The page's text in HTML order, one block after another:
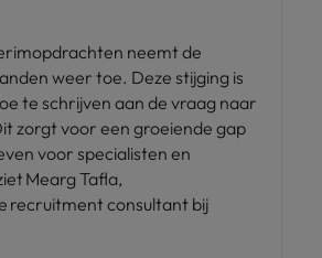
neemt de
weer toe. Deze stijging is
te schrijven aan de vraag naar
zorgt voor een groeiende gap
voor specialisten en
Mearg Tafla,
recruitment consultant bij